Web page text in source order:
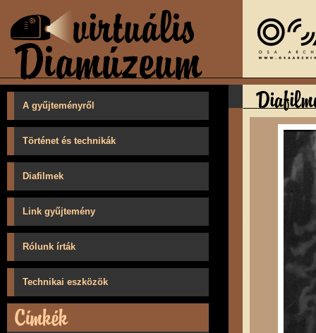
A gyűjteményről
Történet és technikák
Diafilmek
Link gyűjtemény
Rólunk írták
Technikai eszközök